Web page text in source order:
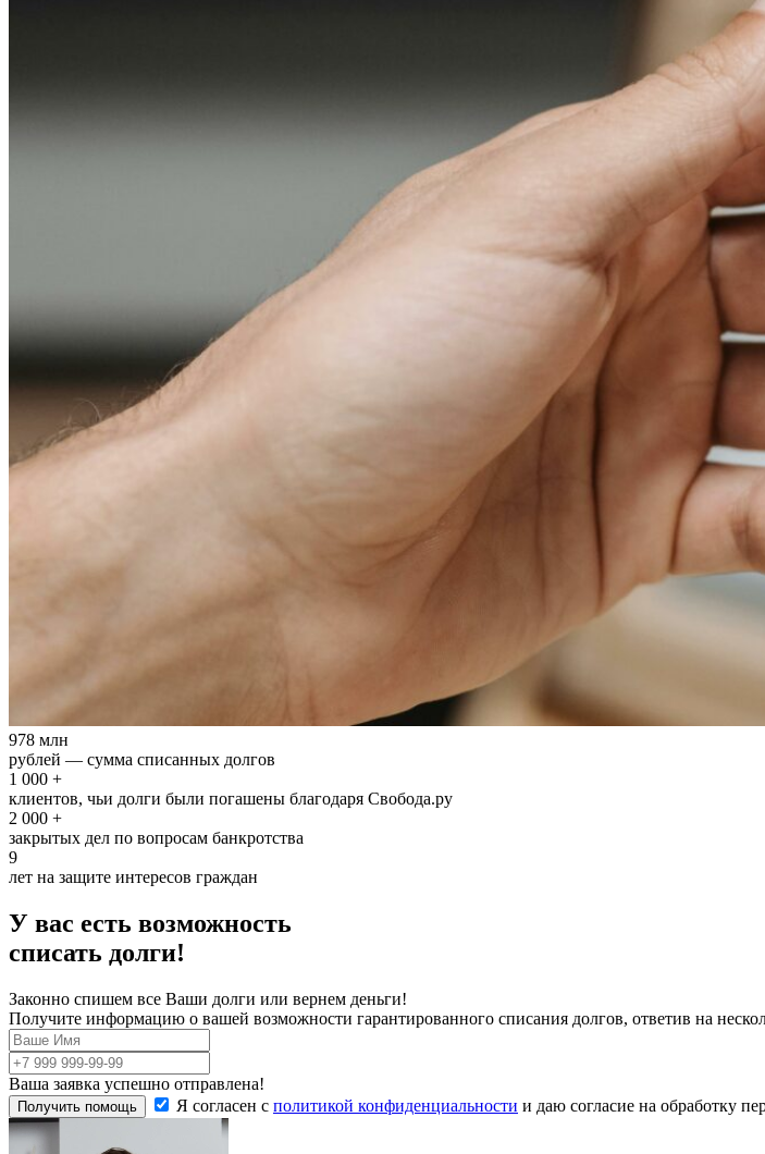
978 млн
рублей — сумма списанных долгов
1 000 +
клиентов, чьи долги были погашены благодаря Свобода.ру
2 000 +
закрытых дел по вопросам банкротства
9
лет на защите интересов граждан
У вас есть возможность
списать долги!
Законно спишем все Ваши долги или вернем деньги!
Получите информацию о вашей возможности гарантированного списания долгов, ответив на
Ваша заявка успешно отправлена!
Получить помощь Я согласен с политикой конфиденциальности и даю согласие на обработку